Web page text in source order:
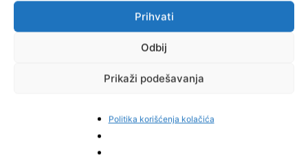
Prihvati
Odbij
Prikaži podešavanja
Politika korišćenja kolačića